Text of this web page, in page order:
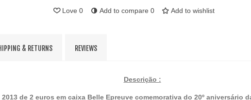
Love 0 Add to compare 0 Add to wishlist
& RETURNS REVIEWS
Descrição :
de 2 euros em caixa Belle Epreuve comemorativa do 20º aniversário